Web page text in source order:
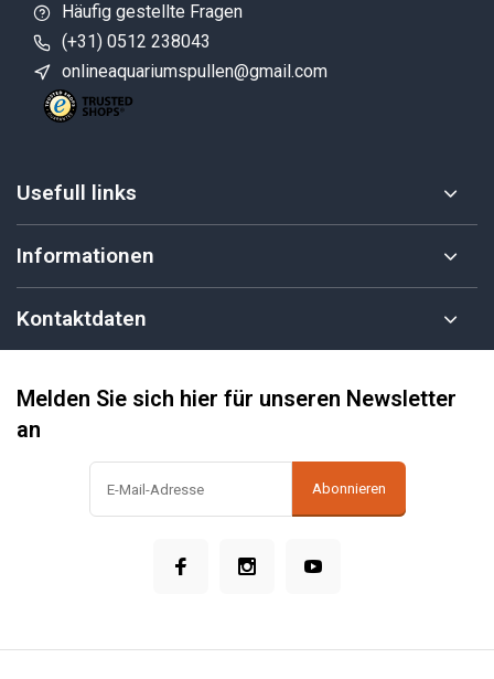
Häufig gestellte Fragen
(+31) 0512 238043
onlineaquariumspullen@gmail.com
Usefull links
Informationen
Kontaktdaten
Melden Sie sich hier für unseren Newsletter
an
Abonnieren